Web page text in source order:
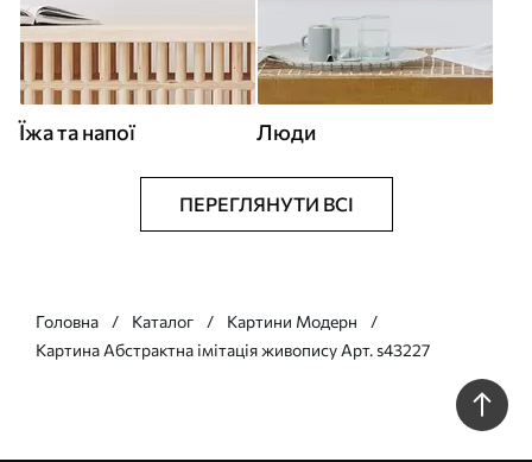
Їжа та напої Люди
ПЕРЕГЛЯНУТИ ВСІ
Головна Каталог
Картини Модерн
Картина Абстрактна імітація живопису Арт. s43227